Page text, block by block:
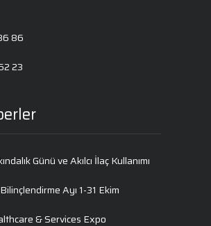
86
23
Günü ve Akılcı İlaç Kullanımı
Ayı 1-31 Ekim
& Services Expo